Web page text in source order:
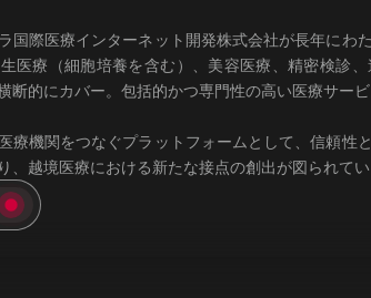
国際医療インターネット開発株式会社が長年にわ
医療（細胞培養を含む）、美容医療、精密検診
断的にカバー。包括的かつ専門性の高い医療サー
療機関をつなぐプラットフォームとして、信頼性
、越境医療における新たな接点の創出が図られてい